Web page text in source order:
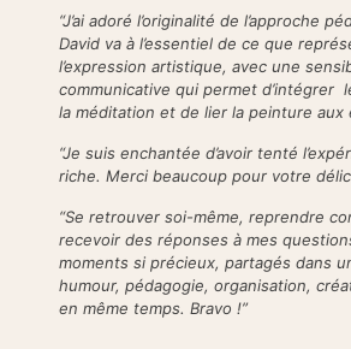
“J’ai adoré l’originalité de l’approche
David va à l’essentiel de ce que
l’expression artistique, avec une
communicative qui permet d’intégrer
la méditation et de lier la peinture aux
“Je suis enchantée d’avoir tenté
riche. Merci beaucoup pour votre
“Se retrouver soi-même, reprendre
recevoir des réponses à mes
moments si précieux, partagés dans
humour, pédagogie, organisation,
en même temps. Bravo !”